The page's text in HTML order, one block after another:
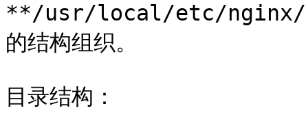
**/usr/local/etc/nginx/
的结构组织。
目录结构：